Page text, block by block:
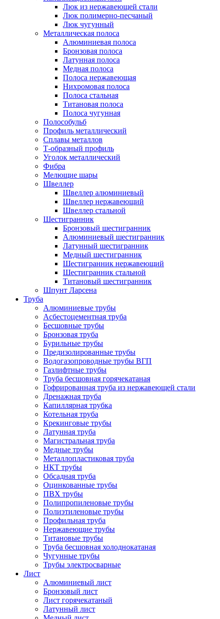
Люк из нержавеющей стали
Люк полимерно-песчаный
Люк чугунный
Металлическая полоса
Алюминиевая полоса
Бронзовая полоса
Латунная полоса
Медная полоса
Полоса нержавеющая
Нихромовая полоса
Полоса стальная
Титановая полоса
Полоса чугунная
Полособульб
Профиль металлический
Сплавы металлов
Т-образный профиль
Уголок металлический
Фибра
Мелющие шары
Швеллер
Швеллер алюминиевый
Швеллер нержавеющий
Швеллер стальной
Шестигранник
Бронзовый шестигранник
Алюминиевый шестигранник
Латунный шестигранник
Медный шестигранник
Шестигранник нержавеющий
Шестигранник стальной
Титановый шестигранник
Шпунт Ларсена
Труба
Алюминиевые трубы
Асбестоцементная труба
Бесшовные трубы
Бронзовая труба
Бурильные трубы
Предизолированные трубы
Водогазопроводные трубы ВГП
Газлифтные трубы
Труба бесшовная горячекатаная
Гофрированная труба из нержавеющей стали
Дренажная труба
Капиллярная трубка
Котельная труба
Крекинговые трубы
Латунная труба
Магистральная труба
Медные трубы
Металлопластиковая труба
НКТ трубы
Обсадная труба
Оцинкованные трубы
ПВХ трубы
Полипропиленовые трубы
Полиэтиленовые трубы
Профильная труба
Нержавеющие трубы
Титановые трубы
Труба бесшовная холоднокатаная
Чугунные трубы
Трубы электросварные
Лист
Алюминиевый лист
Бронзовый лист
Лист горячекатаный
Латунный лист